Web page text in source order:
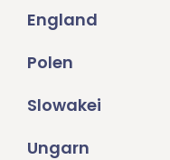
England
Polen
Slowakei
Ungarn